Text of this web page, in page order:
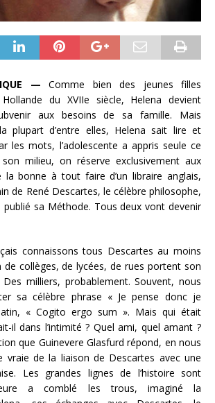
— Comme bien des jeunes filles
du XVIIe siècle, Helena devient
aux besoins de sa famille. Mais
plupart d’entre elles, Helena sait lire et
les mots, l’adolescente a appris seule ce
milieu, on réserve exclusivement aux
la bonne à tout faire d’un libraire anglais,
de René Descartes, le célèbre philosophe,
publié sa Méthode. Tous deux vont devenir
connaissons tous Descartes au moins
collèges, de lycées, de rues portent son
milliers, probablement. Souvent, nous
sa célèbre phrase « Je pense donc je
« Cogito ergo sum ». Mais qui était
il dans l’intimité ? Quel ami, quel amant ?
que Guinevere Glasfurd répond, en nous
vraie de la liaison de Descartes avec une
Les grandes lignes de l’histoire sont
a comblé les trous, imaginé la